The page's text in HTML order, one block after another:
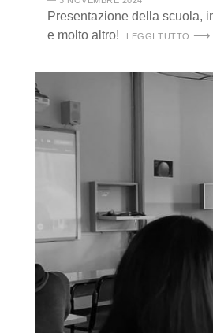
Presentazione della scuola,
e molto altro!
LEGGI TUTTO